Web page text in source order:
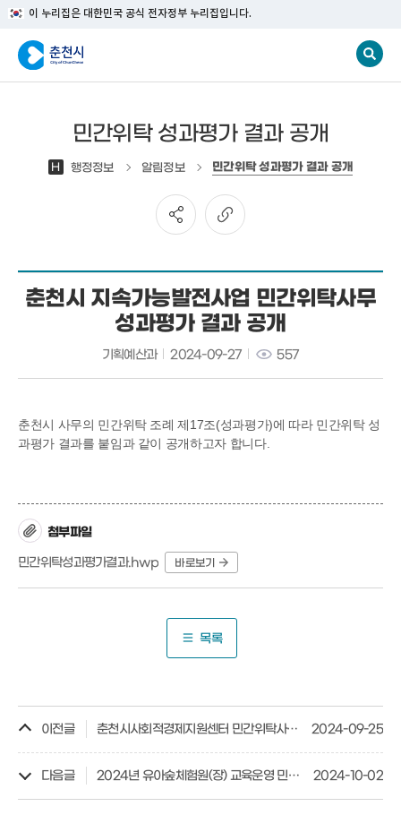
이 누리집은 대한민국 공식 전자정부 누리집입니다.
민간위탁 성과평가 결과 공개
H 행정정보 알림정보 민간위탁 성과평가 결과 공개
춘천시 지속가능발전사업 민간위탁사무
성과평가 결과 공개
기획예산과 2024-09-27 557
춘천시 사무의 민간위탁 조례 제17조(성과평가)에 따라 민간위탁 성
과평가 결과를 붙임과 같이 공개하고자 합니다.
첨부파일
민간위탁성과평가결과.hwp
바로보기
목록
이전글 춘천시사회적경제지원센터 민간위탁사무 성과평가 결과 공개 2024-09-25
다음글 2024년 유아숲체험원(장) 교육운영 민간위탁 성과평가 결과 공개 2024-10-02